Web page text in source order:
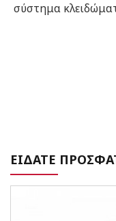
σύστημα
ΕΙΔΑΤΕ